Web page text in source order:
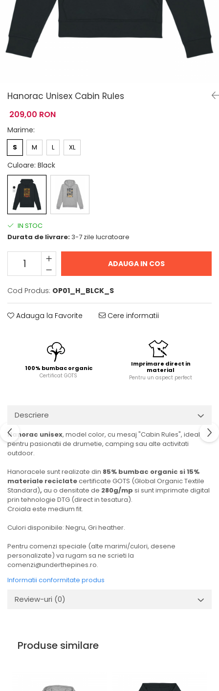
Hanorac Unisex Cabin Rules
209,00 RON
Marime:
S M L XL
Culoare: Black
IN STOC
Durata de livrare: 3-7 zile lucratoare
ADAUGA IN COS
Cod Produs: OP01_H_BLCK_S
Adauga la Favorite Cere informatii
100% bumbac organic
Certificat GOTS
Imprimare direct in
material
Pentru un aspect perfect
Descriere
Hanorac unisex, model color, cu mesaj "Cabin Rules", ideal
pentru pasionatii de drumetie, camping sau alte activitati
outdoor.
Hanoracele sunt realizate din 85% bumbac organic si 15%
materiale reciclatecertificate GOTS (Global Organic Textile
Standard), au o densitate de 280g/mp si sunt imprimate digital
prin tehnologie DTG (direct in tesatura).
Croiala este medium fit.
Culori disponibile: Negru, Gri heather.
Pentru comenzi speciale (alte marimi/culori, desene
personalizate) va rugam sa ne scrieti la
comenzi@underthepines.ro.
Informatii conformitate produs
Review-uri (0)
Produse similare